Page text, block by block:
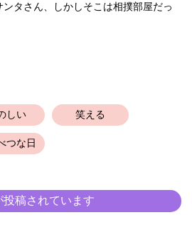
タさん、しかしそこは相撲部屋だっ
しい 笑える
つな日
稿されています